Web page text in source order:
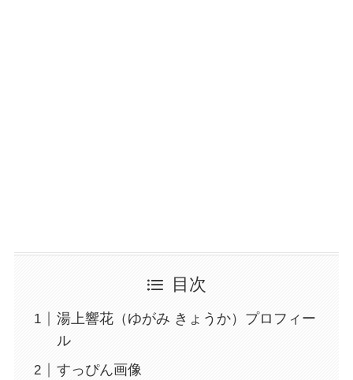
目次
湯上響花（ゆがみ きょうか）プロフィー
ル
すっぴん画像